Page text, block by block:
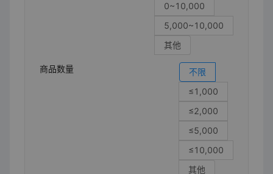
0~10,000
5,000~10,000
其他
商品数量
不限
≤1,000
≤2,000
≤5,000
≤10,000
其他